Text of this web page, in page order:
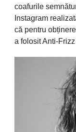
coafurile
Instagram
că pentru
a folosit Anti-